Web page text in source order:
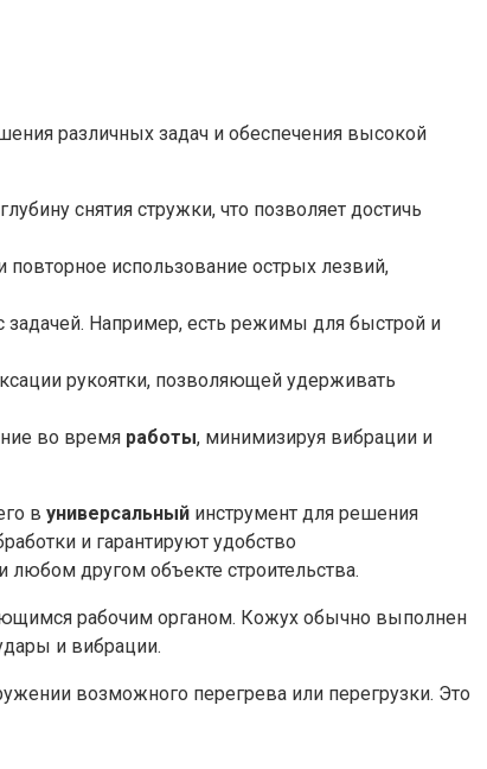
различных задач и обеспечения высокой
снятия стружки, что позволяет достичь
использование острых лезвий,
Например, есть режимы для быстрой и
рукоятки, позволяющей удерживать
во время работы, минимизируя вибрации и
в универсальный инструмент для решения
и гарантируют удобство
другом объекте строительства.
рабочим органом. Кожух обычно выполнен
и вибрации.
возможного перегрева или перегрузки. Это